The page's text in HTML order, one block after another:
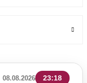
08.08.2026 23:18